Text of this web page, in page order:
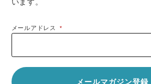
メールアドレス*